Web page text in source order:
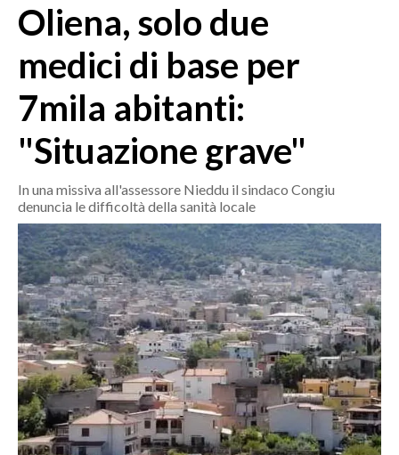
SASSARI E PROVINCIA
GALLURA
OGLIASTRA
AGENDA
ITALIA
MONDO
POLITICA
ECONOMIA
SERVIZI ALLE IMPRESE
LAVORO
BANDI
Oliena, solo due
medici di base per
7mila abitanti:
"Situazione grave"
In una missiva all'assessore Nieddu il sindaco Congiu
denuncia le difficoltà della sanità locale